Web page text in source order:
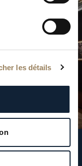
les détails